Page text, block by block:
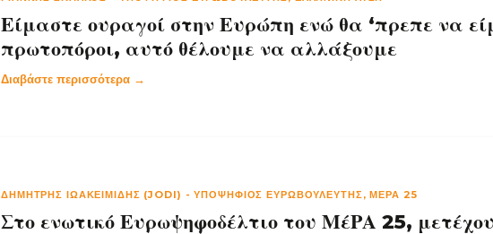
Είμαστε ουραγοί στην Ευρώπη ενώ θα ‘πρεπε να
πρωτοπόροι, αυτό θέλουμε να αλλάξουμε
Διαβάστε περισσότερα →
ΔΗΜΉΤΡΗΣ ΙΩΑΚΕΙΜΊΔΗΣ (JODI) -ΥΠΟΨΉΦΙΟΣ ΕΥΡΩΒΟΥΛΕΥΤΉΣ, ΜΈΡΑ 25
Στο ενωτικό Ευρωψηφοδέλτιο του ΜέΡΑ 25,